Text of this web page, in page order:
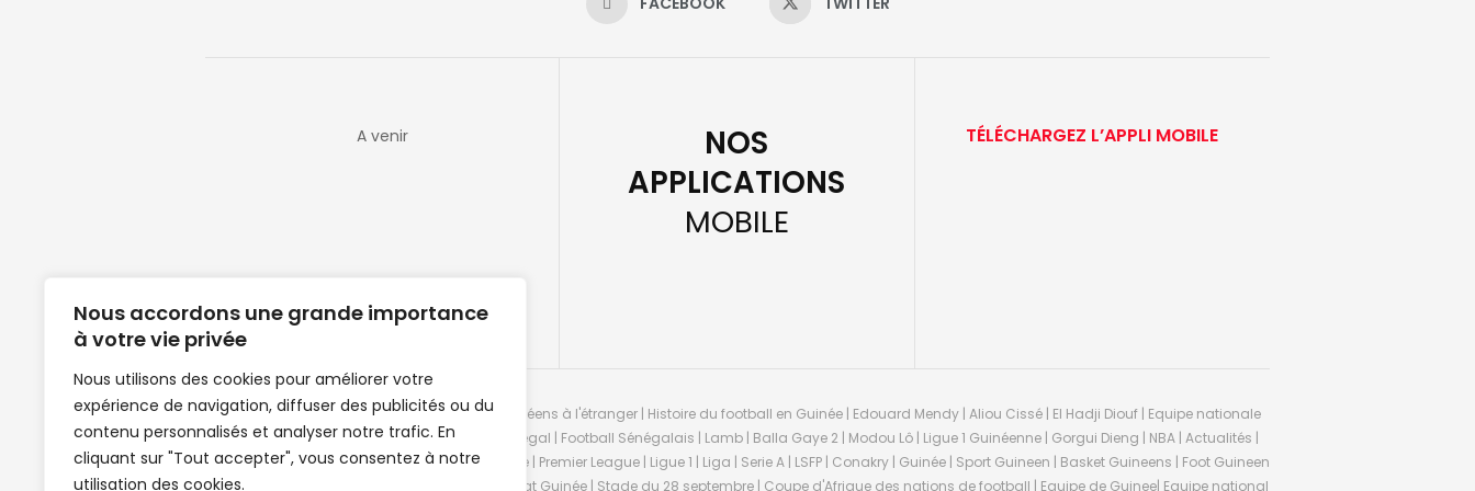
Nous accordons une grande importance
à votre vie privée
Nous utilisons des cookies pour améliorer votre
expérience de navigation, diffuser des publicités ou du
contenu personnalisés et analyser notre trafic. En
cliquant sur "Tout accepter", vous consentez à notre
utilisation des cookies.
A venir
NOS
APPLICATIONS
MOBILE
TÉLÉCHARGEZ L’APPLI MOBILE
Clubs de football en Guinée | Footballeurs guinéens à l'étranger | Histoire du football en Guinée | Edouard Mendy | Aliou Cissé | El Hadji Diouf | Equipe nationale
de Guinée de football | Mercato | Lions du Sénégal | Football Sénégalais | Lamb | Balla Gaye 2 | Modou Lô | Ligue 1 Guinéenne | Gorgui Dieng | NBA | Actualités |
News | Match en direct | But | Actualité au Guinée | Premier League | Ligue 1 | Liga | Serie A | LSFP | Conakry | Guinée | Sport Guineen | Basket Guineens | Foot Guineen
| Handball Guinee | Match Guinee | Championnat Guinée | Stade du 28 septembre | Coupe d'Afrique des nations de football | Equipe de Guinee| Equipe national